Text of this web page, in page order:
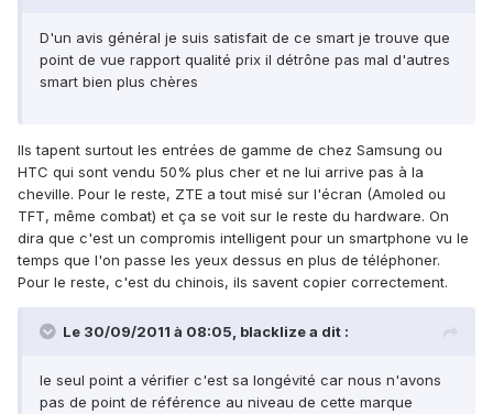
D'un avis général je suis satisfait de ce smart je trouve que
point de vue rapport qualité prix il détrône pas mal d'autres
smart bien plus chères
Ils tapent surtout les entrées de gamme de chez Samsung ou
HTC qui sont vendu 50% plus cher et ne lui arrive pas à la
cheville. Pour le reste, ZTE a tout misé sur l'écran (Amoled ou
TFT, même combat) et ça se voit sur le reste du hardware. On
dira que c'est un compromis intelligent pour un smartphone vu le
temps que l'on passe les yeux dessus en plus de téléphoner.
Pour le reste, c'est du chinois, ils savent copier correctement.
Le 30/09/2011 à 08:05, blacklize a dit :
le seul point a vérifier c'est sa longévité car nous n'avons
pas de point de référence au niveau de cette marque